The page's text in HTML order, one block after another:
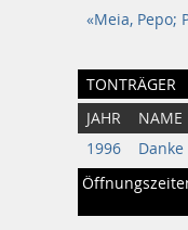
«Meia, Pepo;
TONTRÄGER
JAHR NAME
1996